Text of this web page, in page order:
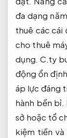
đa dạng
thuê các cái
cho thuê
dụng. C.ty
động ổn
áp lực đáng
hành bền bỉ.
sở hoặc tổ
kiệm tiền